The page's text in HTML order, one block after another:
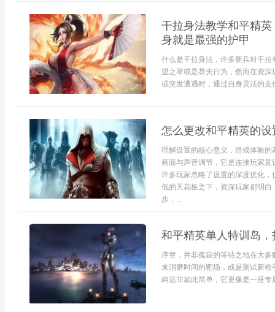
干拉身法教学和平精
身就是最强的护甲
什么是干拉身法，许多新兵对干
望之举或是莽夫行为，然而在资
或突发遭遇时，通过自身灵活的
怎么更改和平精英的
理解设置的核心意义，游戏体验
画面与声音调节，它是连接玩家
许多玩家忽略了设置的深度优化
低的天花板之下，资深玩家都明
步，...
和平精英单人特训岛
序章，并非孤寂的等待之地在大
来消磨时间的靶场，或是测试新
屿远非如此简单，它更像是一座